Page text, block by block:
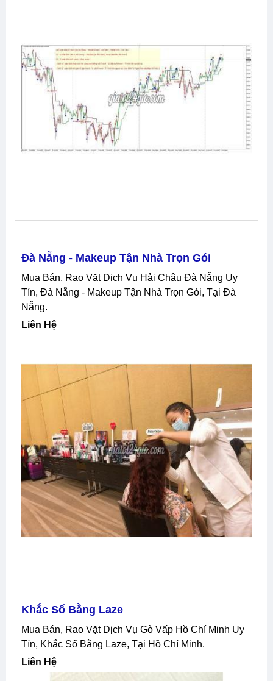
Đà Nẵng - Makeup Tận Nhà Trọn Gói
Mua Bán, Rao Vặt Dịch Vụ Hải Châu Đà Nẵng Uy
Tín, Đà Nẵng - Makeup Tận Nhà Trọn Gói, Tại Đà
Nẵng.
Liên Hệ
Khắc Sổ Bằng Laze
Mua Bán, Rao Vặt Dịch Vụ Gò Vấp Hồ Chí Minh Uy
Tín, Khắc Sổ Bằng Laze, Tại Hồ Chí Minh.
Liên Hệ